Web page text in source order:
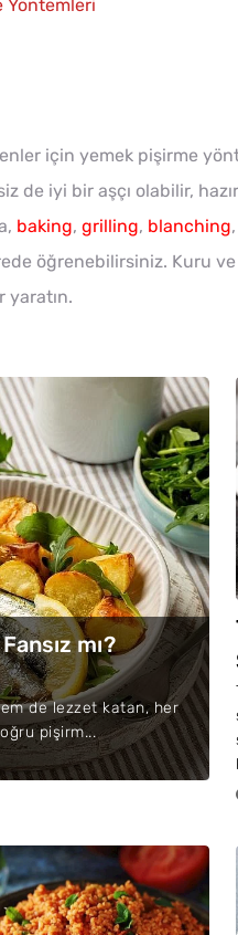
Yöntemleri
için yemek pişirme
de iyi bir aşçı olabilir,
baking, grilling, blanching,
öğrenebilirsiniz. Kuru
yaratın.
mı?
de lezzet katan, her
pişirm...